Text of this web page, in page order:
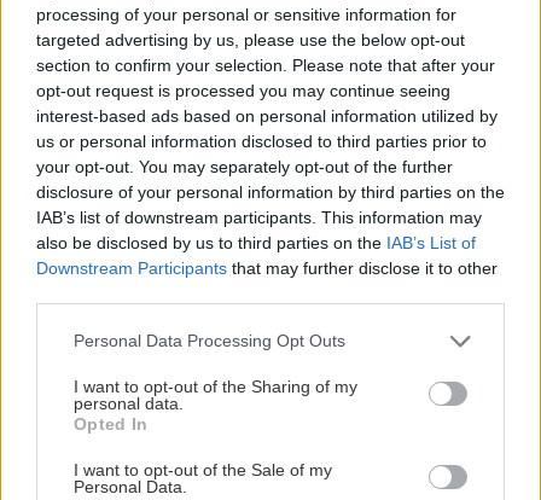
processing of your personal or sensitive information for
targeted advertising by us, please use the below opt-out
section to confirm your selection. Please note that after your
opt-out request is processed you may continue seeing
interest-based ads based on personal information utilized by
us or personal information disclosed to third parties prior to
your opt-out. You may separately opt-out of the further
disclosure of your personal information by third parties on the
IAB’s list of downstream participants. This information may
also be disclosed by us to third parties on the IAB’s List of
Downstream Participants that may further disclose it to other
Please note that this website/app uses one or more Google
not limited to your visit or usage behaviour. You may click to
grant or deny consent to Google and its third-party tags to
use your data for below specified purposes in below Google
consent section.
Personal Data Processing Opt Outs
I want to opt-out of the Sharing of my
personal data.
Opted In
I want to opt-out of the Sale of my
Personal Data.
Chystáte sa zavárať kápiu? Táto chyba ju
premení na nevábne mäkkú hmotu
Recepty
Mliečny rez Kinder
Recepty
Brownies s mascarpone